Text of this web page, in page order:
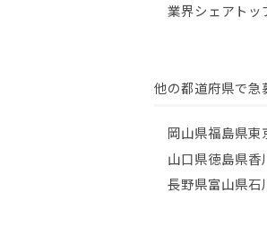
業界シェアトッ
他の都道府県で急
岡山県福島県東
山口県徳島県香
長野県富山県石